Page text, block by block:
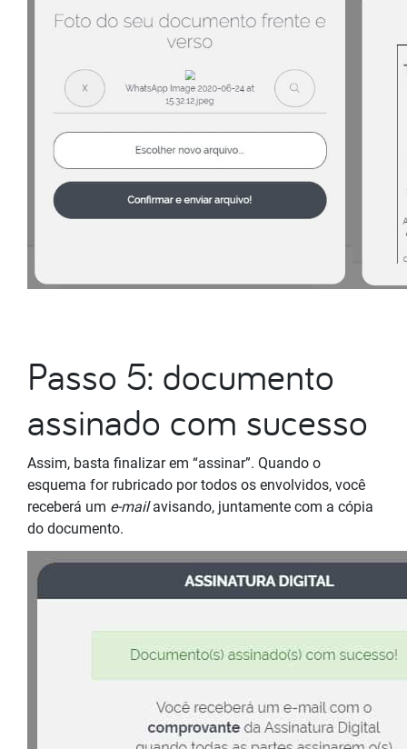
Passo 5: documento
assinado com sucesso
Assim, basta finalizar em “assinar”. Quando o
esquema for rubricado por todos os envolvidos, você
receberá um e-mailavisando, juntamente com a cópia
do documento.